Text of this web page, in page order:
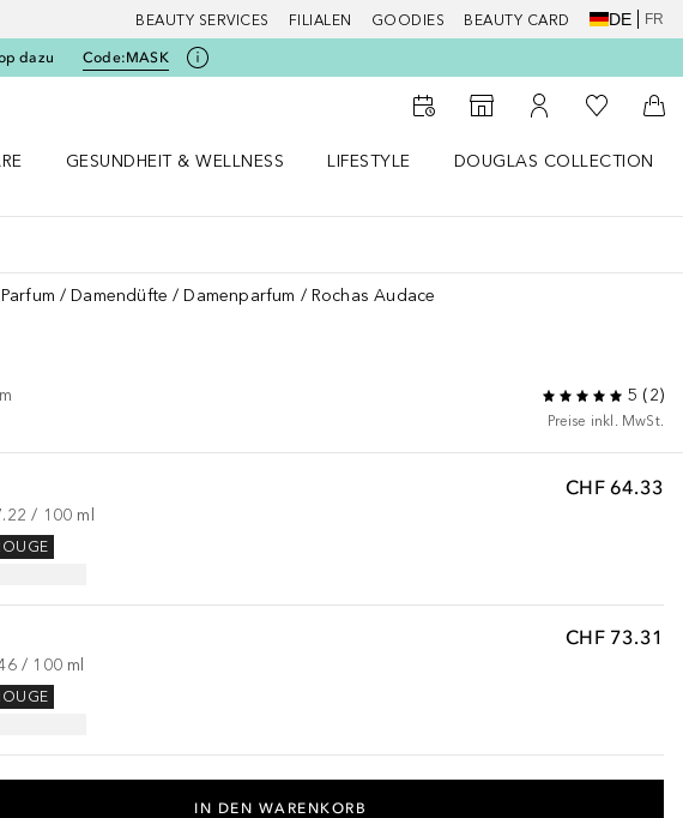
BEAUTY SERVICES FILIALEN GOODIES BEAUTY CARD DE FR
dazu Code:MASK
Startseite
Zum Storefinder
Zu Meinem
Zu Meiner
GESUNDHEIT & WELLNESS
LIFESTYLE
DOUGLAS COLLECTION
Parfum Damendüfte Damenparfum Rochas Audace
5 (2)
Preise inkl. MwSt.
CHF 64.33
/ 100 ml
CHF 73.31
/ 100 ml
IN DEN WARENKORB